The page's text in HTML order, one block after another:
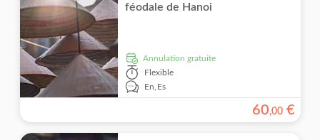
féodale de Hanoi
Annulation gratuite
Flexible
En,Es
60,00 €